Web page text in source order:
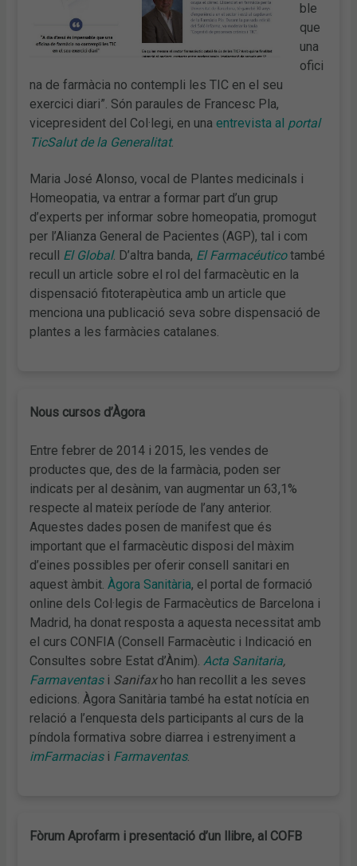
ble
que
una
ofici
na de farmàcia no contempli les TIC en el seu
exercici diari”. Són paraules de Francesc Pla,
vicepresident del Col·legi, en unaentrevista al portal
TicSalut de la Generalitat.
Maria José Alonso, vocal de Plantes medicinals i
Homeopatia, va entrar a formar part d’un grup
d’experts per informar sobre homeopatia, promogut
per l’Alianza General de Pacientes (AGP), tal i com
recull El Global. D’altra banda, El Farmacéuticotambé
recull un article sobre el rol del farmacèutic en la
dispensació fitoterapèutica amb un article que
menciona una publicació seva sobre dispensació de
plantes a les farmàcies catalanes.
Nous cursos d’Àgora
Entre febrer de 2014 i 2015, les vendes de
productes que, des de la farmàcia, poden ser
indicats per al desànim, van augmentar un 63,1%
respecte al mateix període de l’any anterior.
Aquestes dades posen de manifest que és
important que el farmacèutic disposi del màxim
d’eines possibles per oferir consell sanitari en
aquest àmbit.Àgora Sanitària, el portal de formació
online dels Col·legis de Farmacèutics de Barcelona i
Madrid, ha donat resposta a aquesta necessitat amb
el curs CONFIA (Consell Farmacèutic i Indicació en
Consultes sobre Estat d’Ànim). Acta Sanitaria,
Farmaventasi Sanifaxho han recollit a les seves
edicions. Àgora Sanitària també ha estat notícia en
relació a l’enquesta dels participants al curs de la
píndola formativa sobre diarrea i estrenyiment a
imFarmaciasi Farmaventas.
Fòrum Aprofarm i presentació d’un llibre, al COFB